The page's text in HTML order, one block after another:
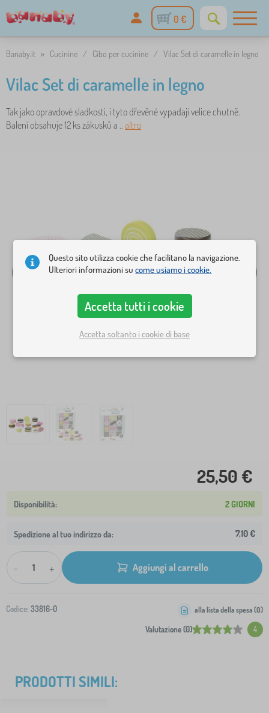
0 €
Banaby.it » Cucinine / Cibo per cucinine / Vilac Set di caramelle in legno
Vilac Set di caramelle in legno
Tak jako opravdové sladkosti, i tyto dřevěné vypadají velice chutně.
Balení obsahuje 12 ks zákusků a .. altro
25,50 €
2 GIORNI
Spedizione al tuo indirizzo da: 7,10 €
- + Aggiungi al carrello
Codice: 33816-0
Valutazione (0) 4
alla lista della spesa (0)
PRODOTTI SIMILI:
Questo sito utilizza cookie che facilitano la navigazione.
Ulteriori informazioni sucome usiamo i cookie.
Accetta tutti i cookie
Accetta soltanto i cookie di base